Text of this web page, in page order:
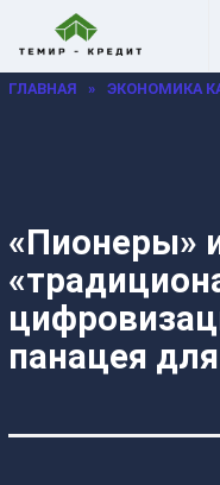
ГЛАВНАЯ » ЭКОНОМИКА
«Пионеры»
панацея